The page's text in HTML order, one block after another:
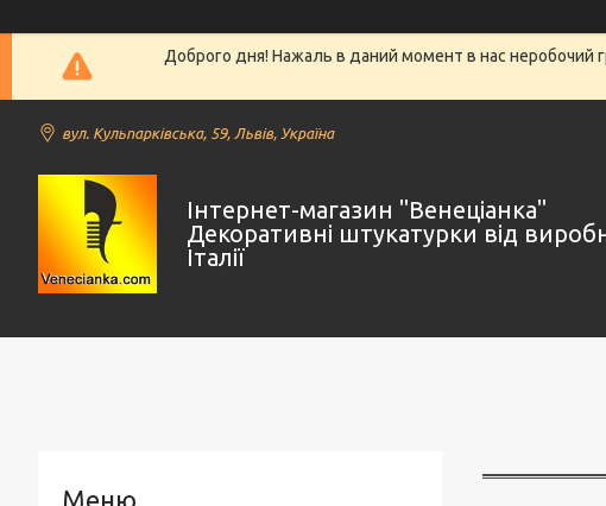
Доброго дня! Нажаль в даний момент в нас неробочий
вул. Кульпарківська, 59, Львів, Україна
Інтернет-магазин "Венеціанка"
Декоративні штукатурки від
Італії